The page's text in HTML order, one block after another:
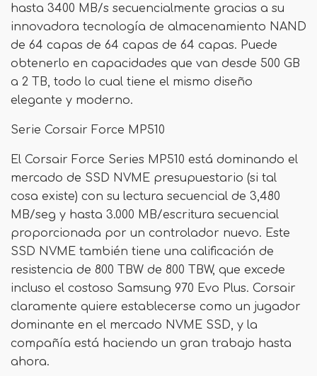
hasta 3400 MB/s secuencialmente gracias a su
innovadora tecnología de almacenamiento NAND
de 64 capas de 64 capas de 64 capas. Puede
obtenerlo en capacidades que van desde 500 GB
a 2 TB, todo lo cual tiene el mismo diseño
elegante y moderno.
Serie Corsair Force MP510
El Corsair Force Series MP510 está dominando el
mercado de SSD NVME presupuestario (si tal
cosa existe) con su lectura secuencial de 3,480
MB/seg y hasta 3.000 MB/escritura secuencial
proporcionada por un controlador nuevo. Este
SSD NVME también tiene una calificación de
resistencia de 800 TBW de 800 TBW, que excede
incluso el costoso Samsung 970 Evo Plus. Corsair
claramente quiere establecerse como un jugador
dominante en el mercado NVME SSD, y la
compañía está haciendo un gran trabajo hasta
ahora.